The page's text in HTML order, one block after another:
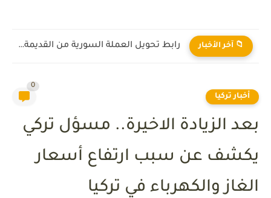
📁 آخر الأخبار رابط تحويل العملة السورية من القديمة إلى الجديدة 2026
أخبار تركيا
0
بعد الزيادة الاخيرة.. مسؤل تركي
يكشف عن سبب ارتفاع أسعار
الغاز والكهرباء في تركيا